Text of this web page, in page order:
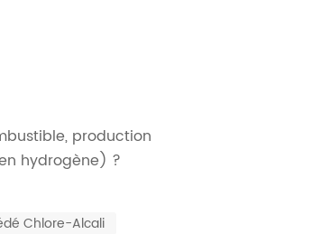
production
hydrogène) ?
Chlore-Alcali